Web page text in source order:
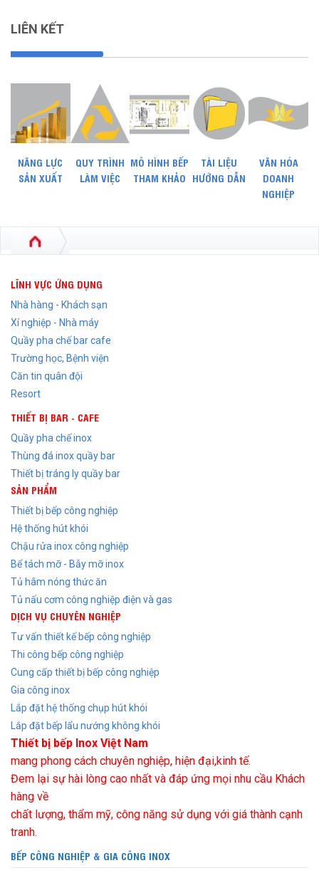
LIÊN KẾT
NĂNG LỰC
SẢN XUẤT
QUY TRÌNH
LÀM VIỆC
MÔ HÌNH BẾP
THAM KHẢO
TÀI LIỆU
HƯỚNG DẪN
VĂN HÓA
DOANH
NGHIỆP
LĨNH VỰC ỨNG DỤNG
Nhà hàng - Khách sạn
Xí nghiệp - Nhà máy
Quầy pha chế bar cafe
Trường học, Bệnh viện
Căn tin quân đội
Resort
THIẾT BỊ BAR - CAFE
Quầy pha chế inox
Thùng đá inox quầy bar
Thiết bị tráng ly quầy bar
SẢN PHẨM
Thiết bị bếp công nghiệp
Hệ thống hút khói
Chậu rửa inox công nghiệp
Bể tách mỡ - Bẫy mỡ inox
Tủ hâm nóng thức ăn
Tủ nấu cơm công nghiệp điện và gas
DỊCH VỤ CHUYÊN NGHIỆP
Tư vấn thiết kế bếp công nghiệp
Thi công bếp công nghiệp
Cung cấp thiết bị bếp công nghiệp
Gia công inox
Lắp đặt hệ thống chụp hút khói
Lắp đặt bếp lẩu nướng không khói
Thiết bị bếp Inox Việt Nam
mang phong cách chuyên nghiệp, hiện đại,kinh tế.
Đem lại sự hài lòng cao nhất và đáp ứng mọi nhu cầu Khách
hàng về
chất lượng, thẩm mỹ, công năng sử dụng với giá thành cạnh
tranh.
BẾP CÔNG NGHIỆP & GIA CÔNG INOX